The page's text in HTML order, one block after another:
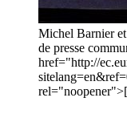
Michel Barnier
de presse
href="http://